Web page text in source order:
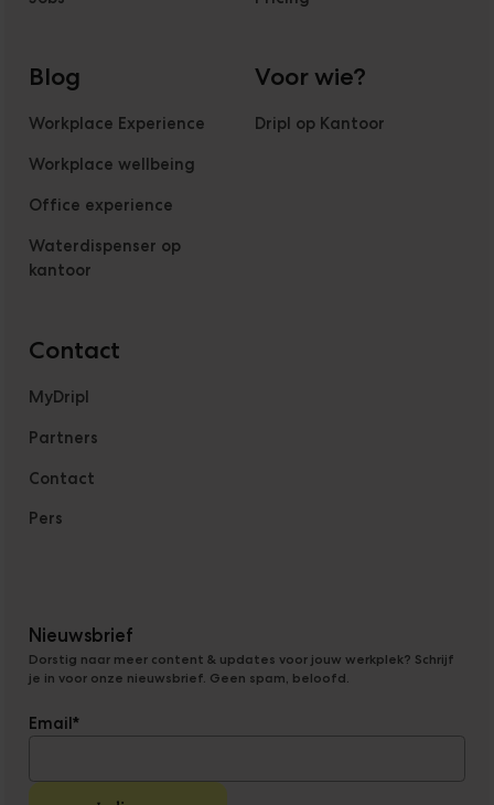
Blog
Workplace Experience
Workplace wellbeing
Office experience
Waterdispenser op
kantoor
Voor wie?
Dripl op Kantoor
Contact
MyDripl
Partners
Contact
Pers
Nieuwsbrief
Dorstig naar meer content & updates voor jouw werkplek? Schrijf
je in voor onze nieuwsbrief. Geen spam, beloofd.
Email*